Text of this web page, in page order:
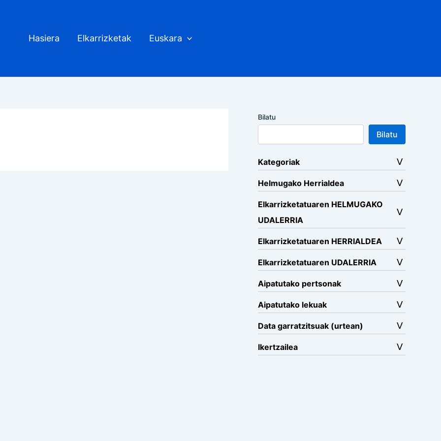
Hasiera Elkarrizketak Euskara
Bilatu
Bilatu
Kategoriak
Helmugako Herrialdea
Elkarrizketatuaren HELMUGAKO
UDALERRIA
Elkarrizketatuaren HERRIALDEA
Elkarrizketatuaren UDALERRIA
Aipatutako pertsonak
Aipatutako lekuak
Data garratzitsuak (urtean)
Ikertzailea